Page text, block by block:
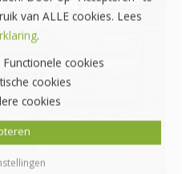
OPHALEN BIJ
bestellen via onze
van ALLE cookies. Lees
.
Functionele cookies
cookies
cookies